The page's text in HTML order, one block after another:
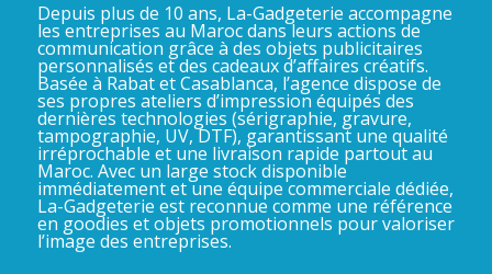
Depuis plus de 10 ans, La-Gadgeterie accompagne
les entreprises au Maroc dans leurs actions de
communication grâce à des objets publicitaires
personnalisés et des cadeaux d’affaires créatifs.
Basée à Rabat et Casablanca, l’agence dispose de
ses propres ateliers d’impression équipés des
dernières technologies (sérigraphie, gravure,
tampographie, UV, DTF), garantissant une qualité
irréprochable et une livraison rapide partout au
Maroc. Avec un large stock disponible
immédiatement et une équipe commerciale dédiée,
La-Gadgeterie est reconnue comme une référence
en goodies et objets promotionnels pour valoriser
l’image des entreprises.